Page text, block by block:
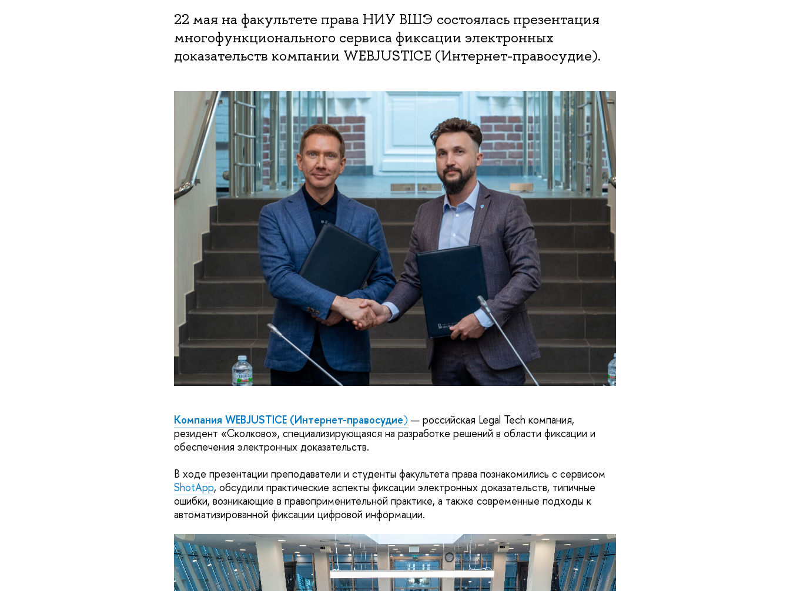
22 мая на факультете права НИУ ВШЭ состоялась презентация
многофункционального сервиса фиксации электронных
доказательств компании WEBJUSTICE (Интернет-правосудие).
Компания WEBJUSTICE (Интернет-правосудие) — российская Legal Tech компания,
резидент «Сколково», специализирующаяся на разработке решений в области фиксации и
обеспечения электронных доказательств.
В ходе презентации преподаватели и студенты факультета права познакомились с сервисом
ShotApp, обсудили практические аспекты фиксации электронных доказательств, типичные
ошибки, возникающие в правоприменительной практике, а также современные подходы к
автоматизированной фиксации цифровой информации.